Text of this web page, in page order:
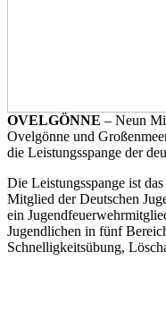
OVELGÖNNE – Neun
Ovelgönne und
die Leistungsspange der
Die Leistungsspange ist
Mitglied der Deutschen
ein
Jugendlichen in fünf
Schnelligkeitsübung,